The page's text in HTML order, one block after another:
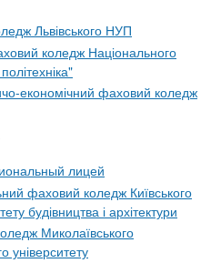
Львівського НУП
коледж Національного
економічний фаховий коледж
лицей
фаховий коледж Київського
будівництва і архітектури
Миколаївського
університету